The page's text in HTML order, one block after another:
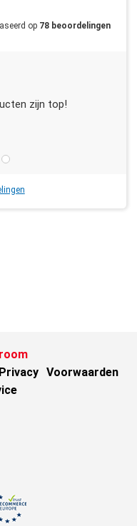
op 78 beoordelingen
zijn top!
Privacy Voorwaarden